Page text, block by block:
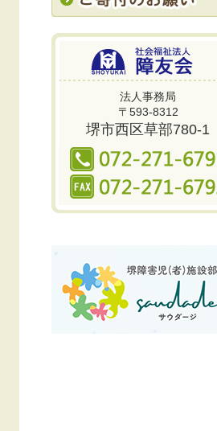
法人事務局
〒593-8312
堺市西区草部780-1